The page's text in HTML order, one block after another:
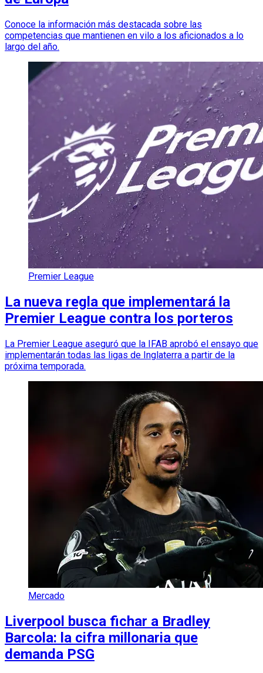
Conoce la información más destacada sobre las
competencias que mantienen en vilo a los aficionados a lo
largo del año.
Premier League
La nueva regla que implementará la
Premier League contra los porteros
La Premier League aseguró que la IFAB aprobó el ensayo que
implementarán todas las ligas de Inglaterra a partir de la
próxima temporada.
Mercado
Liverpool busca fichar a Bradley
Barcola: la cifra millonaria que
demanda PSG